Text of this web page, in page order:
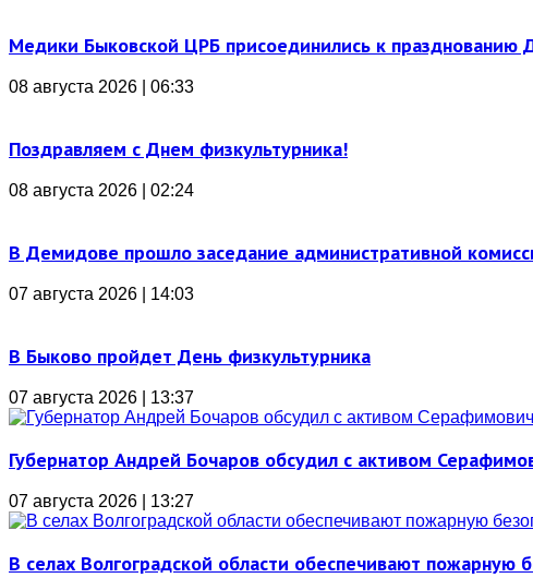
Медики Быковской ЦРБ присоединились к празднованию
08 августа 2026 | 06:33
Поздравляем с Днем физкультурника!
08 августа 2026 | 02:24
В Демидове прошло заседание административной
07 августа 2026 | 14:03
В Быково пройдет День физкультурника
07 августа 2026 | 13:37
Губернатор Андрей Бочаров обсудил с активом
07 августа 2026 | 13:27
В селах Волгоградской области обеспечивают пожарную